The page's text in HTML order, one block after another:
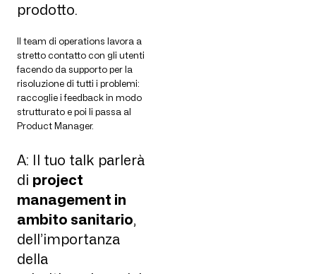
prodotto.
Il team di operations lavora a
stretto contatto con gli utenti
facendo da supporto per la
risoluzione di tutti i problemi:
raccoglie i feedback in modo
strutturato e poi li passa al
Product Manager.
A: Il tuo talk parlerà
di project
management in
ambito sanitario,
dell’importanza
della